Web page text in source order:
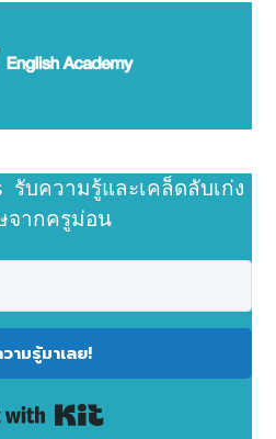
รับความรู้และเคล็ดลับเก่ง
จากครูม่อน
ามรู้มาเลย!